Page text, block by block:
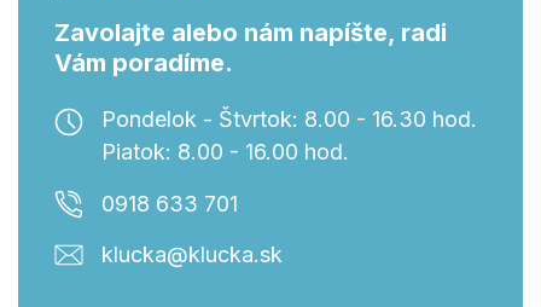
Zavolajte alebo nám napíšte, radi
Vám poradíme.
Pondelok - Štvrtok: 8.00 - 16.30 hod.
Piatok: 8.00 - 16.00 hod.
0918 633 701
klucka@klucka.sk